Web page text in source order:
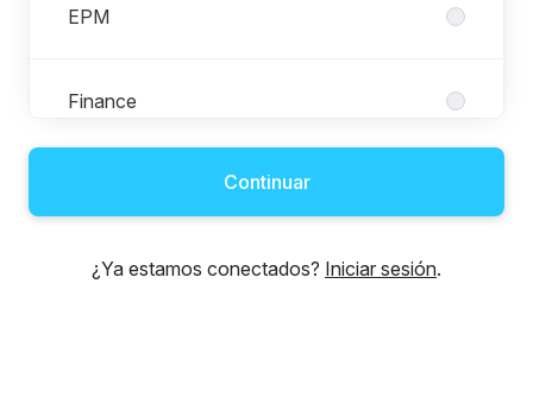
EPM
Finance
Information Technology
People & Transformation
Continuar
¿Ya estamos conectados? Iniciar sesión.